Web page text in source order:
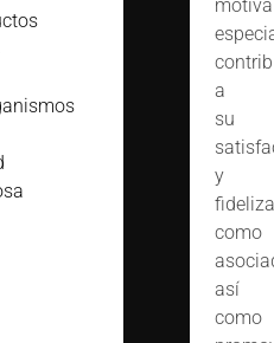
motiva
a
su
y
como
así
como